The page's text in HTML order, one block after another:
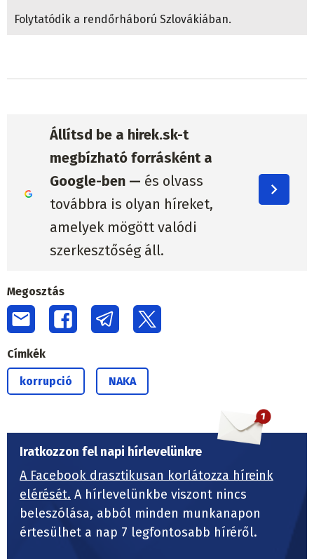
Folytatódik a rendőrháború Szlovákiában.
Állítsd be a hirek.sk-t
megbízható forrásként a
Google-ben — és olvass
továbbra is olyan híreket,
amelyek mögött valódi
szerkesztőség áll.
Megosztás
Címkék
korrupció NAKA
Iratkozzon fel napi hírlevelünkre
A Facebook drasztikusan korlátozza híreink
elérését. A hírlevelünkbe viszont nincs
beleszólása, abból minden munkanapon
értesülhet a nap 7 legfontosabb híréről.